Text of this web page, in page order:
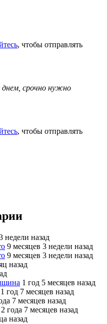
, чтобы отправлять
днем, срочно нужно
, чтобы отправлять
недели назад
9 месяцев 3 недели назад
9 месяцев 3 недели назад
назад
1 год 5 месяцев назад
1 год 7 месяцев назад
7 месяцев назад
2 года 7 месяцев назад
назад